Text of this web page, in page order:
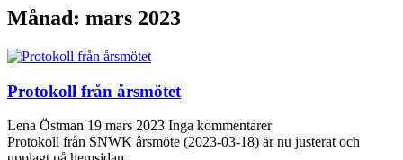
Månad: mars 2023
Protokoll från årsmötet
Lena Östman 19 mars 2023 Inga kommentarer
Protokoll från SNWK årsmöte (2023-03-18) är nu justerat och